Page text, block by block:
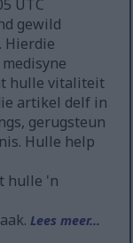
UTC
gewild
Hierdie
hulle vitaliteit
artikel delf in
gerugsteun
Hulle help
hulle 'n
Lees meer...